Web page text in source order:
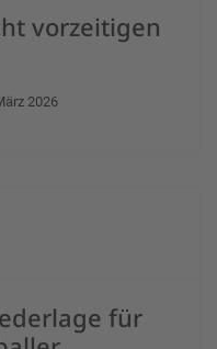
vorzeitigen
2026
für